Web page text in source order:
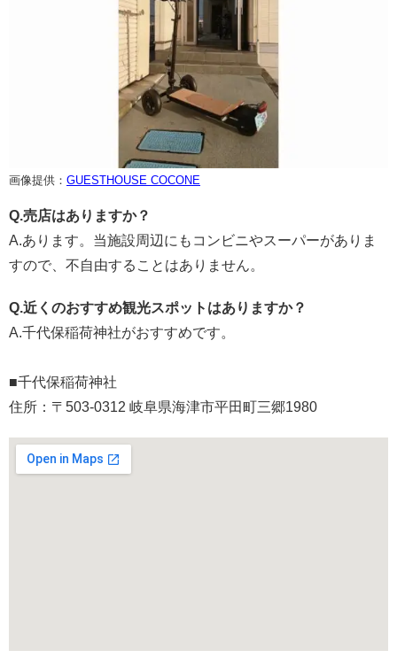
画像提供： GUESTHOUSE COCONE
Q.売店はありますか？
A.あります。当施設周辺にもコンビニやスーパーがありま
すので、不自由することはありません。
Q.近くのおすすめ観光スポットはありますか？
A.千代保稲荷神社がおすすめです。
■千代保稲荷神社
住所：〒503-0312 岐阜県海津市平田町三郷1980